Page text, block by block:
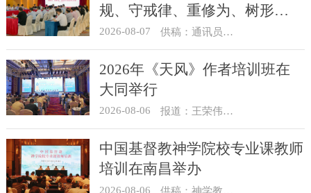
规、守戒律、重修为、树形
象”教育活动总结会议
2026-08-07 供稿：通讯员 汪浩
2026年《天风》作者培训班在
大同举行
2026-08-06 报道：王荣伟 摄影：冯谦
中国基督教神学院校专业课教师
培训在南昌举办
2026-08-06 供稿：神学教育部